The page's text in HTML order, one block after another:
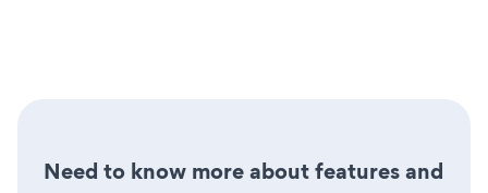
Need to know more about features and